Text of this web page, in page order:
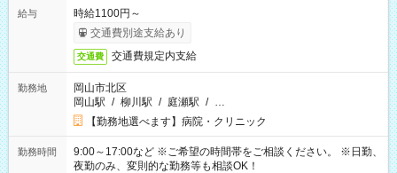
給与
時給1100円～
交通費別途支給あり
交通費 交通費規定内支給
勤務地
岡山市北区
岡山駅 / 柳川駅 / 庭瀬駅 / …
【勤務地選べます】病院・クリニック
勤務時間
9:00～17:00など ※ご希望の時間帯をご相談ください。 ※日勤、
夜勤のみ、変則的な勤務等も相談OK！